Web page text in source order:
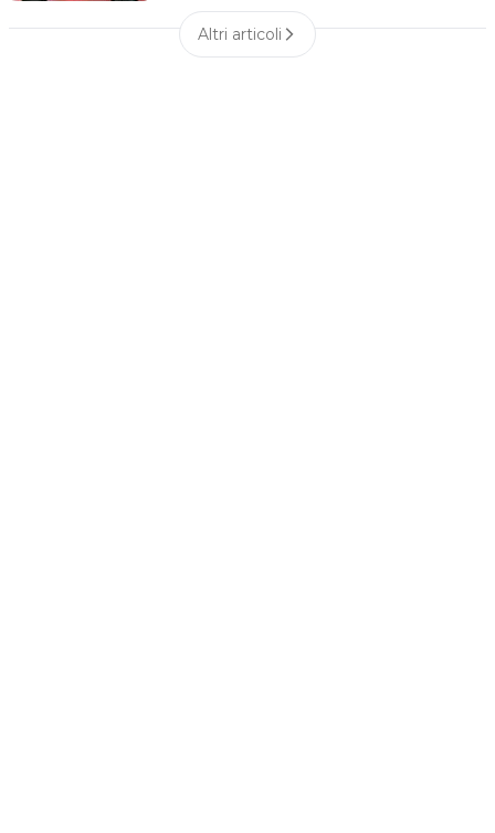
Altri articoli